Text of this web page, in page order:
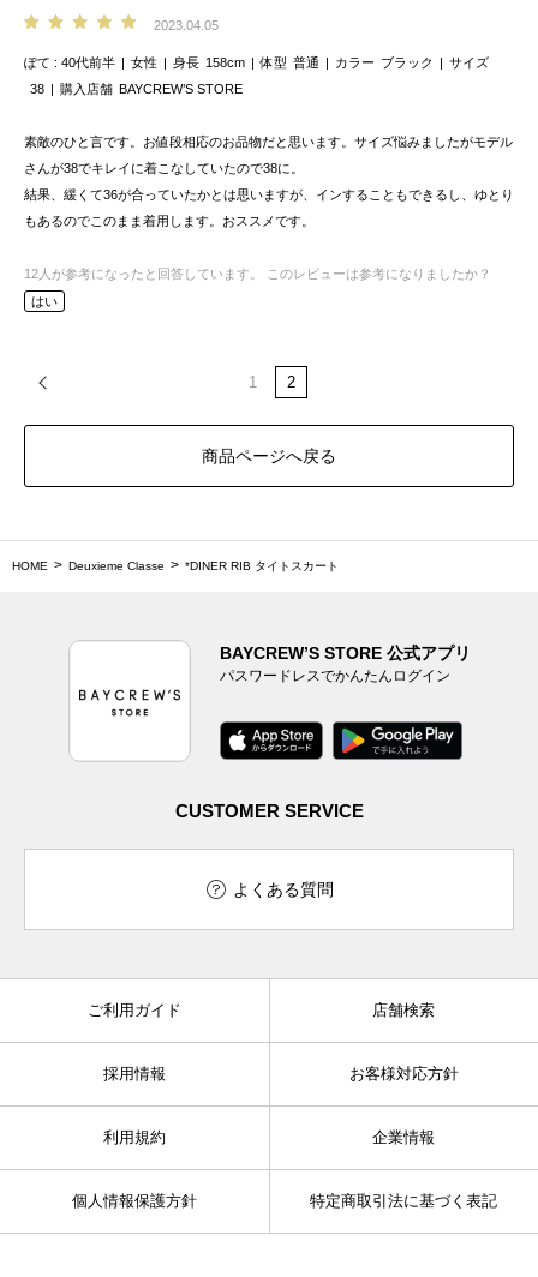
2023.04.05
ぽて 40代前半 女性 身長 158cm 体型 普通 カラー ブラック
サイズ
38
購入店舗 BAYCREW’S STORE
素敵のひと言です。お値段相応のお品物だと思います。サイズ悩みましたがモデル
さんが38でキレイに着こなしていたので38に。
結果、緩くて36が合っていたかとは思いますが、インすることもできるし、ゆとり
もあるのでこのまま着用します。おススメです。
12 人が参考になったと回答しています。
このレビューは参考になりましたか？
はい
1 2
商品ページへ戻る
HOME Deuxieme Classe *DINER RIB タイトスカート
BAYCREW’S STORE 公式アプリ
パスワードレスでかんたんログイン
CUSTOMER SERVICE
よくある質問
ご利用ガイド 店舗検索
採用情報 お客様対応方針
利用規約 企業情報
個人情報保護方針 特定商取引法に基づく表記